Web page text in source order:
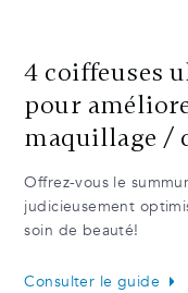
4 coiffeuses
pour
maquillage /
Offrez-vous le
judicieusement
soin de beauté!
Consulter le guide